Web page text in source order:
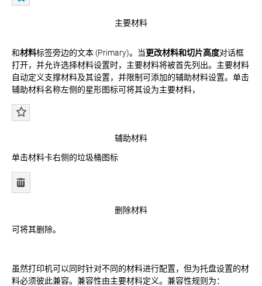
主要材料
和材料标签旁边的文本 (Primary)。当更改材料和切片高度对话框
打开，并允许选择材料设置时，主要材料将被首先列出。主要材料
自动定义支撑材料及其设置，并限制可添加的辅助材料设置。单击
辅助材料名称左侧的星形图标可将其设为主要材料，
辅助材料
单击材料卡右侧的垃圾桶图标
删除材料
可将其删除。
虽然打印机可以同时针对不同的材料进行配置，但为托盘设置的材
料必须彼此兼容。兼容性由主要材料定义。兼容性规则为：